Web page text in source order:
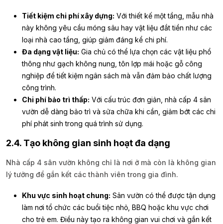
Tiết kiệm chi phí xây dựng: Với thiết kế một tầng, mẫu nhà
này không yêu cầu móng sâu hay vật liệu đắt tiền như các
loại nhà cao tầng, giúp giảm đáng kể chi phí.
Đa dạng vật liệu: Gia chủ có thể lựa chọn các vật liệu phổ
thông như gạch không nung, tôn lợp mái hoặc gỗ công
nghiệp để tiết kiệm ngân sách mà vẫn đảm bảo chất lượng
công trình.
Chi phí bảo trì thấp: Với cấu trúc đơn giản, nhà cấp 4 sân
vườn dễ dàng bảo trì và sửa chữa khi cần, giảm bớt các chi
phí phát sinh trong quá trình sử dụng.
2.4. Tạo không gian sinh hoạt đa dạng
Nhà cấp 4 sân vườn không chỉ là nơi ở mà còn là không gian
lý tưởng để gắn kết các thành viên trong gia đình.
Khu vực sinh hoạt chung: Sân vườn có thể được tận dụng
làm nơi tổ chức các buổi tiệc nhỏ, BBQ hoặc khu vực chơi
cho trẻ em. Điều này tạo ra không gian vui chơi và gắn kết